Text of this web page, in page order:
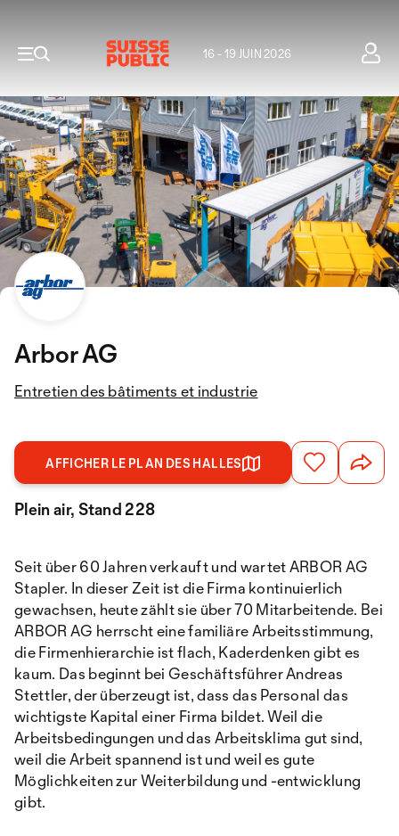
16 - 19 JUIN 2026
Arbor AG
Entretien des bâtiments et industrie
AFFICHER LE PLAN DES HALLES
Plein air, Stand 228
Seit über 60 Jahren verkauft und wartet ARBOR AG
Stapler. In dieser Zeit ist die Firma kontinuierlich
gewachsen, heute zählt sie über 70 Mitarbeitende. Bei
ARBOR AG herrscht eine familiäre Arbeitsstimmung,
die Firmenhierarchie ist flach, Kaderdenken gibt es
kaum. Das beginnt bei Geschäftsführer Andreas
Stettler, der überzeugt ist, dass das Personal das
wichtigste Kapital einer Firma bildet. Weil die
Arbeitsbedingungen und das Arbeitsklima gut sind,
weil die Arbeit spannend ist und weil es gute
Möglichkeiten zur Weiterbildung und -entwicklung
gibt.